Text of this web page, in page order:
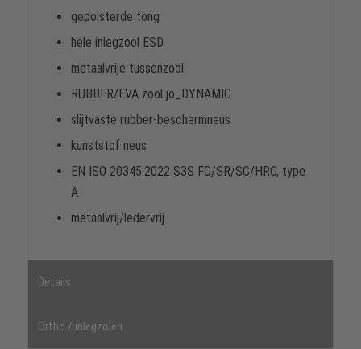
gepolsterde tong
hele inlegzool ESD
metaalvrije tussenzool
RUBBER/EVA zool jo_DYNAMIC
slijtvaste rubber-beschermneus
kunststof neus
EN ISO 20345:2022 S3S FO/SR/SC/HRO, type
A
metaalvrij/ledervrij
Details
Ortho / inlegzolen